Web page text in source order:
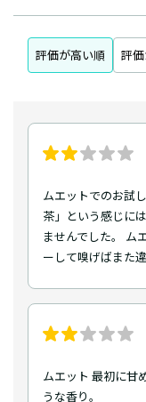
評価が高い順 評
ムエットでのお試
茶」という感じに
ませんでした。 ム
ーして嗅げばまた
ムエット 最初に甘
うな香り。